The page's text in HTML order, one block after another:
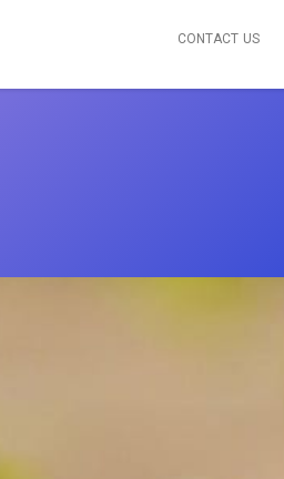
CONTACT US